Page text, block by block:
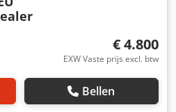
€ 4.800
EXW Vaste prijs excl. btw
Bellen